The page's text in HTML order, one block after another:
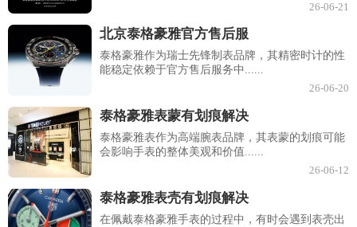
26-06-21
北京泰格豪雅官方售后服
泰格豪雅作为瑞士先锋制表品牌，其精密时计的性
能稳定依赖于官方售后服务中......
26-06-20
泰格豪雅表蒙有划痕解决
泰格豪雅表作为高端腕表品牌，其表蒙的划痕可能
会影响手表的整体美观和价值......
26-06-12
泰格豪雅表壳有划痕解决
在佩戴泰格豪雅手表的过程中，有时会遇到表壳出